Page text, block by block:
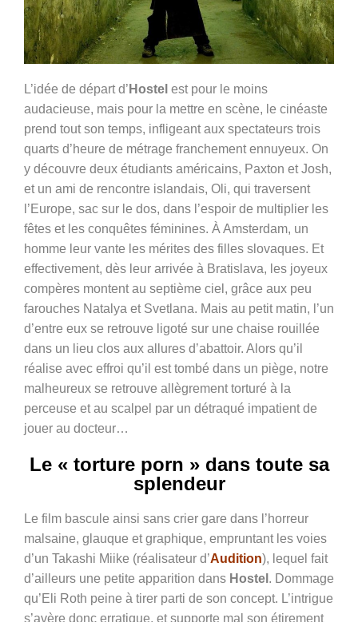
L’idée de départ d’ Hostel est pour le moins
audacieuse, mais pour la mettre en scène, le cinéaste
prend tout son temps, infligeant aux spectateurs trois
quarts d’heure de métrage franchement ennuyeux. On
y découvre deux étudiants américains, Paxton et Josh,
et un ami de rencontre islandais, Oli, qui traversent
l’Europe, sac sur le dos, dans l’espoir de multiplier les
fêtes et les conquêtes féminines. À Amsterdam, un
homme leur vante les mérites des filles slovaques. Et
effectivement, dès leur arrivée à Bratislava, les joyeux
compères montent au septième ciel, grâce aux peu
farouches Natalya et Svetlana. Mais au petit matin, l’un
d’entre eux se retrouve ligoté sur une chaise rouillée
dans un lieu clos aux allures d’abattoir. Alors qu’il
réalise avec effroi qu’il est tombé dans un piège, notre
malheureux se retrouve allègrement torturé à la
perceuse et au scalpel par un détraqué impatient de
jouer au docteur…
Le « torture porn » dans toute sa
splendeur
Le film bascule ainsi sans crier gare dans l’horreur
malsaine, glauque et graphique, empruntant les voies
d’un Takashi Miike (réalisateur d’Audition), lequel fait
d’ailleurs une petite apparition dans Hostel . Dommage
qu’Eli Roth peine à tirer parti de son concept. L’intrigue
s’avère donc erratique, et supporte mal son étirement